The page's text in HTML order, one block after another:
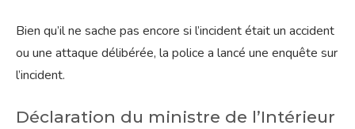
Bien qu’il ne sache pas encore si l’incident était un accident
ou une attaque délibérée, la police a lancé une enquête sur
l’incident.
Déclaration du ministre de l’Intérieur